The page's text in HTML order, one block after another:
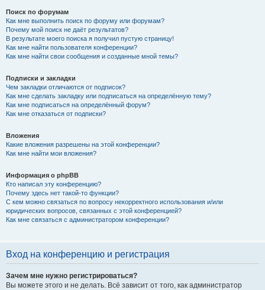
Поиск по форумам
Как мне выполнить поиск по форуму или форумам?
Почему мой поиск не даёт результатов?
В результате моего поиска я получил пустую страницу!
Как мне найти пользователя конференции?
Как мне найти свои сообщения и созданные мной темы?
Подписки и закладки
Чем закладки отличаются от подписок?
Как мне сделать закладку или подписаться на определённую тему?
Как мне подписаться на определённый форум?
Как мне отказаться от подписки?
Вложения
Какие вложения разрешены на этой конференции?
Как мне найти мои вложения?
Информация о phpBB
Кто написал эту конференцию?
Почему здесь нет такой-то функции?
С кем можно связаться по вопросу некорректного использования и/или
юридических вопросов, связанных с этой конференцией?
Как мне связаться с администратором конференции?
Вход на конференцию и регистрация
Зачем мне нужно регистрироваться?
Вы можете этого и не делать. Всё зависит от того, как администратор